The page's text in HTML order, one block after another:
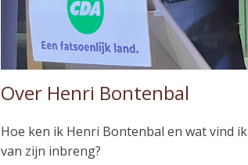
Over Henri Bontenbal
Hoe ken ik Henri Bontenbal en wat vind ik
van zijn inbreng?